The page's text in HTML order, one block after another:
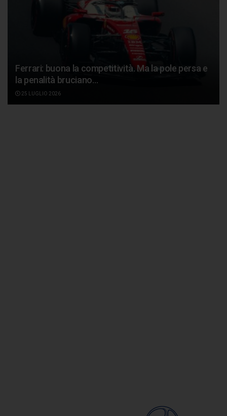
Ferrari: buona la competitività. Ma la pole persa e
la penalità bruciano…
25 LUGLIO 2026